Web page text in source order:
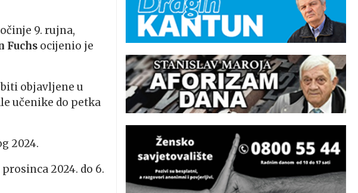
9. rujna,
Fuchs ocijenio je
objavljene u
učenike do petka
2024.
2024. do 6.